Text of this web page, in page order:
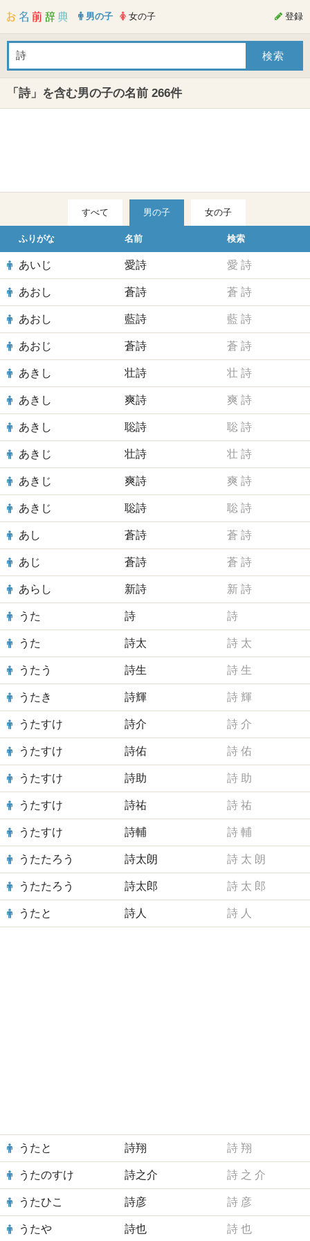
男の子 女の子 登録
「詩」を含む男の子の名前 266件
すべて 男の子 女の子
ふりがな 名前 検索
あいじ 愛詩 愛 詩
あおし 蒼詩 蒼 詩
あおし 藍詩 藍 詩
あおじ 蒼詩 蒼 詩
あきし 壮詩 壮 詩
あきし 爽詩 爽 詩
あきし 聡詩 聡 詩
あきじ 壮詩 壮 詩
あきじ 爽詩 爽 詩
あきじ 聡詩 聡 詩
あし 蒼詩 蒼 詩
あじ 蒼詩 蒼 詩
あらし 新詩 新 詩
うた 詩 詩
うた 詩太 詩 太
うたう 詩生 詩 生
うたき 詩輝 詩 輝
うたすけ 詩介 詩 介
うたすけ 詩佑 詩 佑
うたすけ 詩助 詩 助
うたすけ 詩祐 詩 祐
うたすけ 詩輔 詩 輔
うたたろう 詩太朗 詩 太 朗
うたたろう 詩太郎 詩 太 郎
うたと 詩人 詩 人
うたと 詩翔 詩 翔
うたのすけ 詩之介 詩 之 介
うたひこ 詩彦 詩 彦
うたや 詩也 詩 也